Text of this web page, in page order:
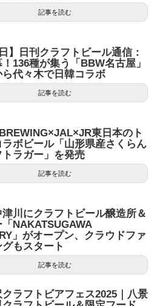
記事を読む
日】日刊クラフトビール通信：
136種が集う「BBW名古屋」
ら代々木で日韓コラボ
記事を読む
東日本のト
ラボビール「山形県産さくらん
ラガー」を発売
記事を読む
川にクラフトビール醸造所＆
「NAKATSUGAWA
」がオープン、クラウドファ
もスタート
記事を読む
ラフトビアフェス2025｜八景